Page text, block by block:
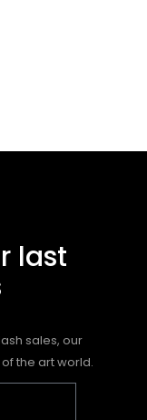
last
sales, our
the art world.